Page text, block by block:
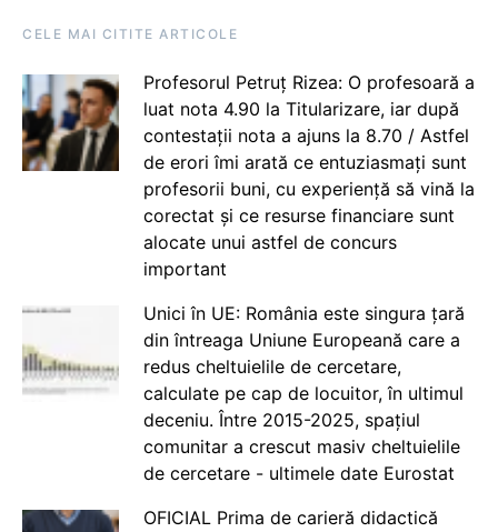
CELE MAI CITITE ARTICOLE
Profesorul Petruț Rizea: O profesoară a
luat nota 4.90 la Titularizare, iar după
contestații nota a ajuns la 8.70 / Astfel
de erori îmi arată ce entuziasmați sunt
profesorii buni, cu experiență să vină la
corectat și ce resurse financiare sunt
alocate unui astfel de concurs
important
Unici în UE: România este singura țară
din întreaga Uniune Europeană care a
redus cheltuielile de cercetare,
calculate pe cap de locuitor, în ultimul
deceniu. Între 2015-2025, spațiul
comunitar a crescut masiv cheltuielile
de cercetare - ultimele date Eurostat
OFICIAL Prima de carieră didactică